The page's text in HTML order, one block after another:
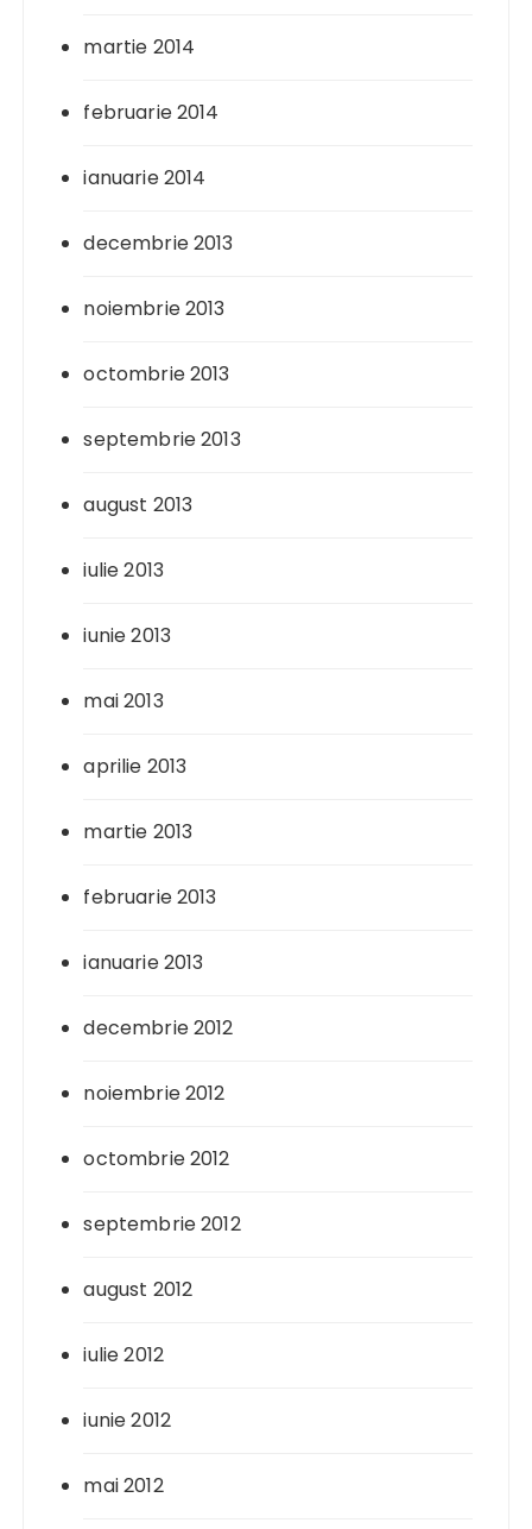
martie 2014
februarie 2014
ianuarie 2014
decembrie 2013
noiembrie 2013
octombrie 2013
septembrie 2013
august 2013
iulie 2013
iunie 2013
mai 2013
aprilie 2013
martie 2013
februarie 2013
ianuarie 2013
decembrie 2012
noiembrie 2012
octombrie 2012
septembrie 2012
august 2012
iulie 2012
iunie 2012
mai 2012